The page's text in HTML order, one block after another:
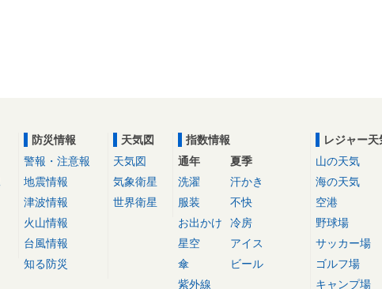
防災情報
警報・注意報
地震情報
津波情報
火山情報
台風情報
知る防災
天気図
天気図
気象衛星
世界衛星
指数情報
通年
洗濯
服装
お出かけ
星空
傘
紫外線
夏季
汗かき
不快
冷房
アイス
ビール
レジャー天
山の天気
海の天気
空港
野球場
サッカー場
ゴルフ場
キャンプ場